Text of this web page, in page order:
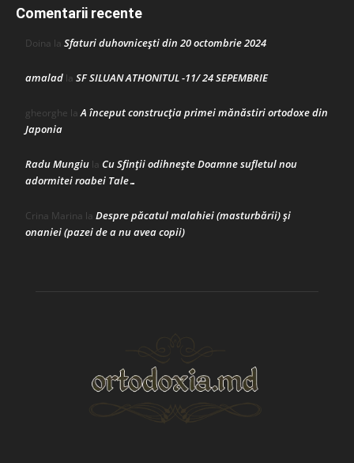
Comentarii recente
Doina la Sfaturi duhovnicești din 20 octombrie 2024
amalad la SF SILUAN ATHONITUL -11/ 24 SEPEMBRIE
gheorghe laA început construcţia primei mănăstiri ortodoxe din
Japonia
Radu Mungiu la Cu Sfinții odihnește Doamne sufletul nou
adormitei roabei Tale…
Crina Marina la Despre păcatul malahiei (masturbării) şi
onaniei (pazei de a nu avea copii)